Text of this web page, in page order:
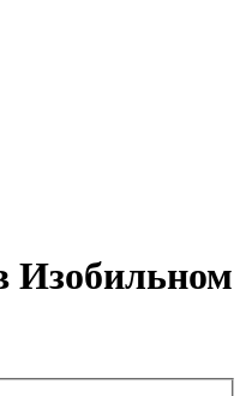
Изобильном